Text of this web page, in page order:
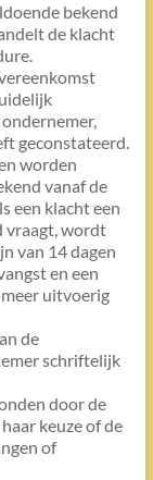
bekend
de klacht
geconstateerd.
worden
vanaf de
een klacht een
vraagt, wordt
van 14 dagen
en een
uitvoerig
de
schriftelijk
door de
keuze of de
of